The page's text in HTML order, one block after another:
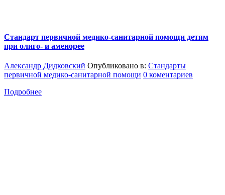
Стандарт первичной медико-санитарной помощи детям
при олиго- и аменорее
Александр Дидковский Опубликовано в: Стандарты
первичной медико-санитарной помощи 0 коментариев
Подробнее